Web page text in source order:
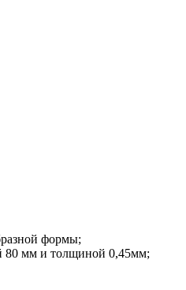
формы;
80 мм и толщиной 0,45мм;